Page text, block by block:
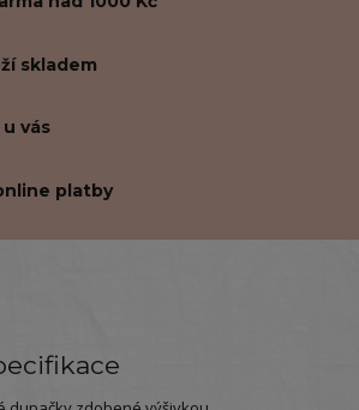
skladem
vás
platby